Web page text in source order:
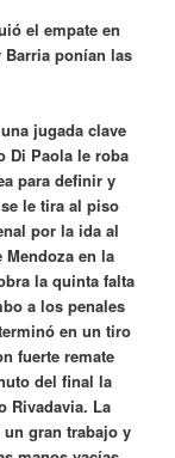
el empate en
Barria ponían las
jugada clave
Di Paola le roba
para definir y
le tira al piso
por la ida al
en la
la quinta falta
a los penales
en un tiro
fuerte remate
del final la
Rivadavia. La
gran trabajo y